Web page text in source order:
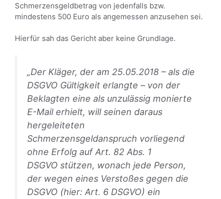
Schmerzensgeldbetrag von jedenfalls bzw.
mindestens 500 Euro als angemessen anzusehen sei.
Hierfür sah das Gericht aber keine Grundlage.
„Der Kläger, der am 25.05.2018 – als die
DSGVO Gültigkeit erlangte – von der
Beklagten eine als unzulässig monierte
E-Mail erhielt, will seinen daraus
hergeleiteten
Schmerzensgeldanspruch vorliegend
ohne Erfolg aufArt. 82 Abs. 1
DSGVO stützen, wonach jede Person,
der wegen eines Verstoßes gegen die
DSGVO (hier: Art. 6 DSGVO) ein